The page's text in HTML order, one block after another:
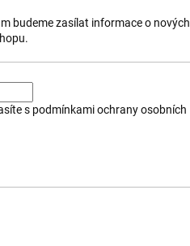
budeme zasílat informace o nových
s podmínkami ochrany osobních